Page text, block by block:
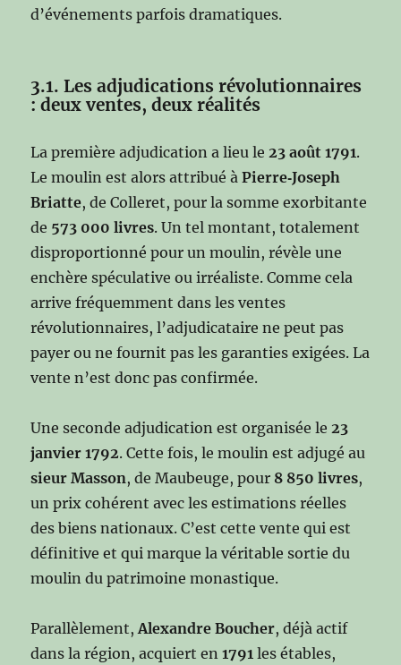
d’événements parfois dramatiques.
3.1. Les adjudications révolutionnaires
: deux ventes, deux réalités
La première adjudication a lieu le23 août 1791.
Le moulin est alors attribué àPierre‑Joseph
Briatte, de Colleret, pour la somme exorbitante
de 573 000 livres. Un tel montant, totalement
disproportionné pour un moulin, révèle une
enchère spéculative ou irréaliste. Comme cela
arrive fréquemment dans les ventes
révolutionnaires, l’adjudicataire ne peut pas
payer ou ne fournit pas les garanties exigées. La
vente n’est donc pas confirmée.
Une seconde adjudication est organisée le23
janvier 1792. Cette fois, le moulin est adjugé au
sieur Masson, de Maubeuge, pour 8 850 livres,
un prix cohérent avec les estimations réelles
des biens nationaux. C’est cette vente qui est
définitive et qui marque la véritable sortie du
moulin du patrimoine monastique.
Parallèlement,Alexandre Boucher, déjà actif
dans la région, acquiert en1791 les étables,